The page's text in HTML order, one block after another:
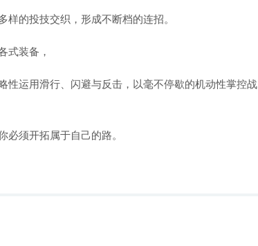
样的投技交织，形成不断档的连招。
式装备，
性运用滑行、闪避与反击，以毫不停歇的机动性掌控战
必须开拓属于自己的路。